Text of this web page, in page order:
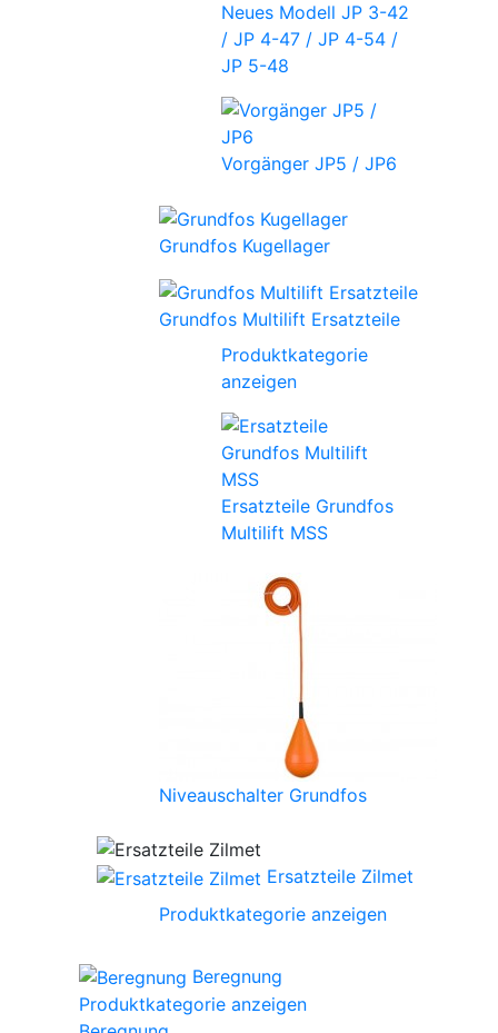
Neues Modell JP 3-42
/ JP 4-47 / JP 4-54 /
JP 5-48
Vorgänger JP5 / JP6
Grundfos Kugellager
Grundfos Multilift Ersatzteile
Produktkategorie
anzeigen
Ersatzteile Grundfos
Multilift MSS
Niveauschalter Grundfos
Ersatzteile Zilmet
Produktkategorie anzeigen
Beregnung
Produktkategorie anzeigen